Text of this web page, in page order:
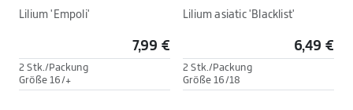
Lilium 'Empoli'
7,99 €
2 Stk./Packung
Größe 16/+
Lilium asiatic 'Blacklist'
6,49 €
2 Stk./Packung
Größe 16/18